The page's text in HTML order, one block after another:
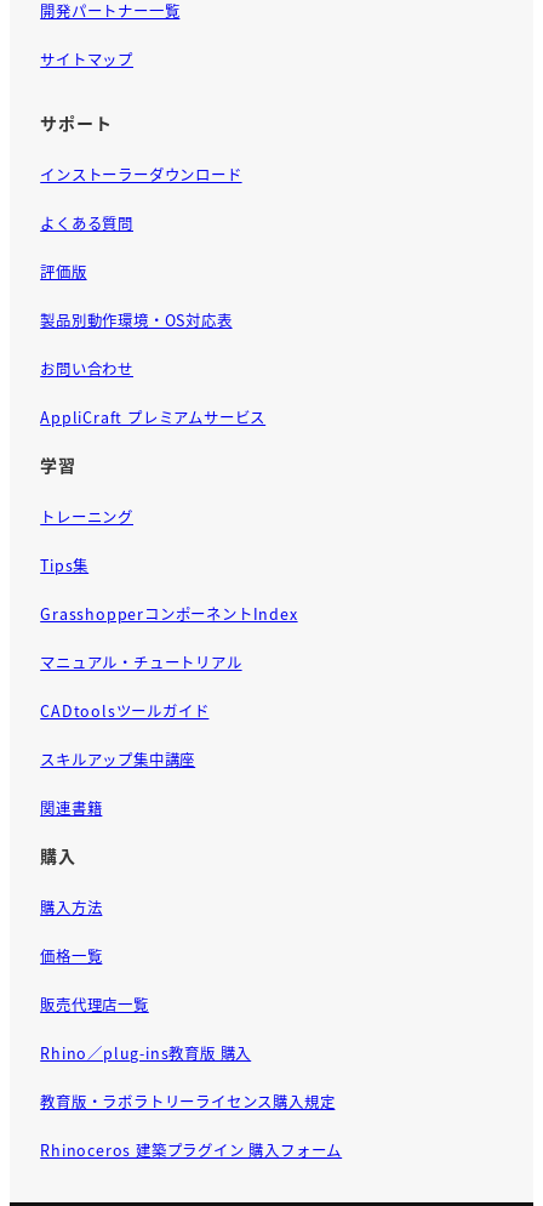
開発パートナー一覧
サイトマップ
サポート
インストーラーダウンロード
よくある質問
評価版
製品別動作環境・OS対応表
お問い合わせ
AppliCraft プレミアムサービス
学習
トレーニング
Tips集
GrasshopperコンポーネントIndex
マニュアル・チュートリアル
CADtoolsツールガイド
スキルアップ集中講座
関連書籍
購入
購入方法
価格一覧
販売代理店一覧
Rhino／plug-ins教育版 購入
教育版・ラボラトリーライセンス購入規定
Rhinoceros 建築プラグイン 購入フォーム